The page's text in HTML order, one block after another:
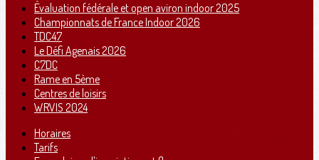
Évaluation fédérale et open aviron indoor 2025
Championnats de France Indoor 2026
TDC47
Le Défi Agenais 2026
C7DC
Rame en 5ème
Centres de loisirs
WRVIS 2024
Horaires
Tarifs